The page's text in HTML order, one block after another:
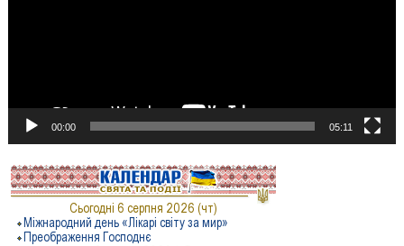
00:00 05:11